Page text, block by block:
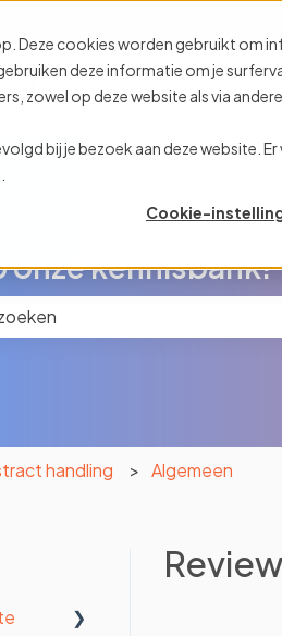
Deze cookies worden gebruikt om
deze informatie om je
zowel op deze website als via
bij je bezoek aan deze website.
Cookie-
onze kennisbank!
handling Algemeen